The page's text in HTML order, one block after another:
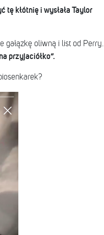
tę kłótnię i wysłała Taylor
gałązkę oliwną i list od Perry.
przyjaciółko”.